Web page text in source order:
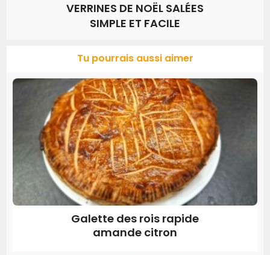
VERRINES DE NOËL SALÉES
SIMPLE ET FACILE
Tu pourrais aussi aimer
Galette des rois rapide
amande citron